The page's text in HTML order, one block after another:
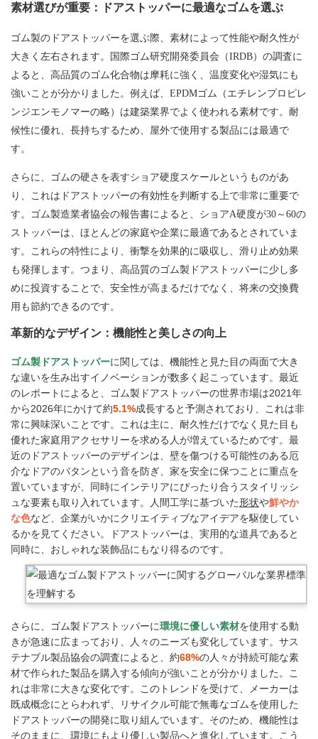
素材選びが重要：ドアストッパーに最適なゴムを選ぶ
ゴム製のドアストッパーを選ぶ際、素材によって性能や耐久性が
大きく左右されます。国際ゴム研究開発委員会（IRDB）の調査に
よると、高品質のゴム化合物は摩耗に強く、温度変化や湿気にも
強いことが分かりました。例えば、EPDMゴム（エチレンプロピレ
ンジエンモノマーの略）は建築業界でよく使われる素材です。耐
候性に優れ、長持ちするため、屋外で使用する製品には最適で
す。
さらに、ゴムの硬さを表すショア硬度スケールというものがあ
り、これはドアストッパーの有効性を判断する上で非常に重要で
す。ゴム製造業者協会の報告書によると、ショアA硬度が30～60の
ストッパーは、ほとんどの家庭や企業に最適であるとされていま
す。これらの特性により、衝撃を効果的に吸収し、滑り止め効果
も発揮します。つまり、高品質のゴム製ドアストッパーに少し多
めに投資することで、安全性が高まるだけでなく、将来の交換費
用も節約できるのです。
革新的なデザイン：機能性と美しさの向上
ゴム製ドアストッパーに関しては、機能性と見た目の両面で大き
な違いを生み出すイノベーションが数多く起こっています。最近
のレポートによると、ゴム製ドアストッパーの世界市場は2021年
から2026年にかけて約5.1%成長すると予測されており、これは非
常に興味深いことです。これは主に、耐久性だけでなく見た目も
優れた家庭用アクセサリーを求める人が増えているためです。最
近のドアストッパーのデザインは、壁を傷つける可能性のある厄
介なドアのバタンという音を防ぎ、家を安全に保つことに重点を
置いていますが、同時にインテリアにぴったり合うスタイリッシ
ュな要素も取り入れています。人間工学に基づいた形状や鮮やか
な色など、企業がいかにクリエイティブなアイデアを駆使してい
るかを見てください。ドアストッパーは、実用的な道具であると
同時に、おしゃれな装飾品にもなり得るのです。
さらに、ゴム製ドアストッパーに環境に優しい素材を使用する動
きが急速に広まっており、人々のニーズも変化しています。サス
テナブル製品協会の調査によると、約68%の人々が持続可能な素
材で作られた製品を購入する傾向が強いことが分かりました。こ
れは非常に大きな変化です。このトレンドを受けて、メーカーは
既成概念にとらわれず、リサイクル可能で無毒なゴムを使用した
ドアストッパーの開発に取り組んでいます。そのため、機能性は
そのままに、環境にもより優しい製品へと進化しています。こう